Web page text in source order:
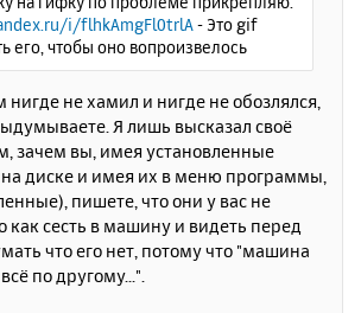
i/flhkAmgFl0trlA- Это gif
его, чтобы оно вопроизвелось
нигде не хамил и нигде не обозлялся,
Я лишь высказал своё
зачем вы, имея установленные
диске и имея их в меню программы,
пишете, что они у вас не
как сесть в машину и видеть перед
что его нет, потому что "машина
по другому...".